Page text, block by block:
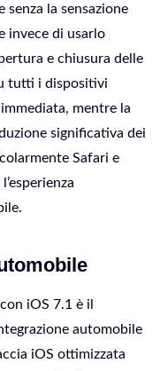
la sensazione
invece di usarlo
e chiusura delle
tutti i dispositivi
mentre la
significativa dei
Safari e
iOS 7.1 è il
automobile
iOS ottimizzata